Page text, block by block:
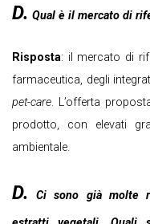
D. Qual è il mercato di
Risposta: il mercato di
farmaceutica, degli
pet-care. L’offerta
prodotto, con elevati
ambientale.
D.
Ci sono già molte